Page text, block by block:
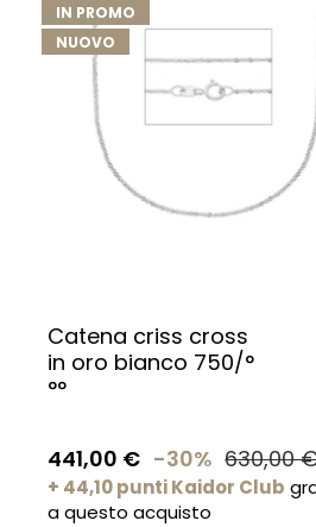
IN PROMO
NUOVO
Catena criss cross
in oro bianco 750/°
°°
441,00 € -30% 630,00
+ 44,10 punti Kaidor Club
a questo acquisto